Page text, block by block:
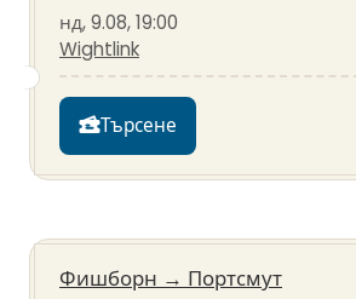
нд, 9.08, 19:00
Wightlink
Търсене
Фишборн → Портсмут